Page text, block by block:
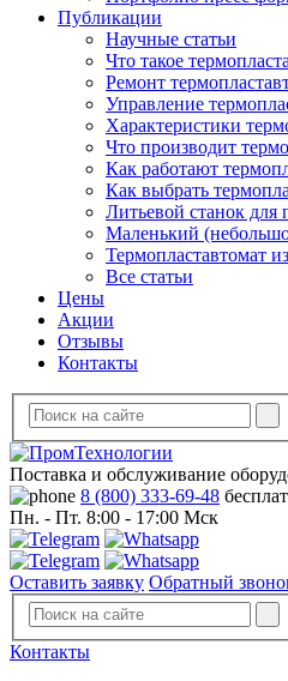
Публикации
Научные статьи
Что такое
Ремонт
Управление
Характеристики
Что производит
Как работают
Как выбрать
Литьевой станок для
Маленький
Термопластавтомат
Все статьи
Цены
Акции
Отзывы
Контакты
Поставка и обслуживание
8 (800) 333-69-48
Пн. - Пт. 8:00 - 17:00 Мск
Оставить заявку Обратный
Контакты